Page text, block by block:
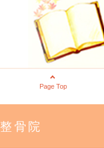
Page Top
骨院